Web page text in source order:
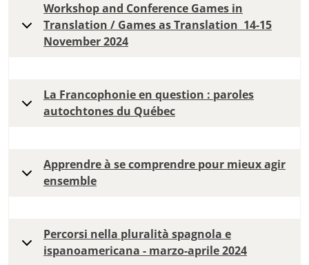
Workshop and Conference Games in
Translation / Games as Translation 14-15
November 2024
La Francophonie en question : paroles
autochtones du Québec
Apprendre à se comprendre pour mieux agir
ensemble
Percorsi nella pluralità spagnola e
ispanoamericana - marzo-aprile 2024